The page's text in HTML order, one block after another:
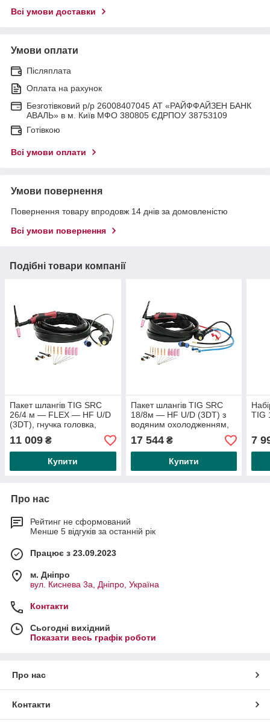
Всі умови доставки
Умови оплати
Післяплата
Оплата на рахунок
Безготівковий р/р 26008407045 АТ «РАЙФФАЙЗЕН БАНК
АВАЛЬ» в м. Київ МФО 380805 ЄДРПОУ 38753109
Готівкою
Всі умови оплати
Умови повернення
Повернення товару впродовж 14 днів за домовленістю
Всі умови повернення
Подібні товари компанії
Пакет шлангів TIG SRC
26/4 м — FLEX — HF U/D
(3DT), гнучка головка,
газове охолодження,
заглушка Ø 13 мм 35/50
11 009 ₴
Купити
Пакет шлангів TIG SRC
18/8м — HF U/D (3DT) з
водяним охолодженням,
заглушка Ø 13 мм 35/50
мм2, вмик. Регулятор
17 544₴
Купити
TIG
7
Про нас
Рейтинг не сформований
Менше 5 відгуків за останній рік
Працює з 23.09.2023
м. Дніпро
вул. Киснева 3а, Дніпро, Україна
Контакти
Сьогодні вихідний
Показати весь графік роботи
Про нас
Контакти